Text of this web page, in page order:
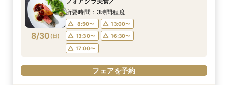
8/29(土)
13:30〜
16:30〜
17:00〜
フェアを予約
8/29(土)
13:30〜
16:30〜
17:00〜
フェアを予約
8/29(土)
13:30〜
16:30〜
17:00〜
フェアを予約
8/29(土)
13:30〜
16:30〜
17:00〜
フェアを予約
8/29(土)
13:30〜
16:30〜
17:00〜
フェアを予約
8/29(土)
13:30〜
16:30〜
17:00〜
フェアを予約
8/29(土)
13:30〜
16:30〜
17:00〜
フェアを予約
8/30 (日)
所要時間：3時間程度
8:50〜
13:00〜
13:30〜
16:30〜
17:00〜
フェアを予約